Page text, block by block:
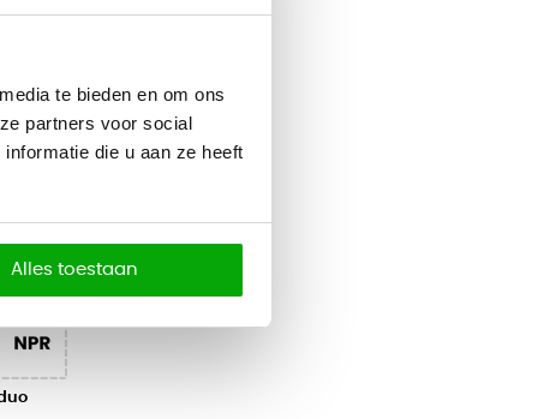
te bieden en om ons
partners voor social
die u aan ze heeft
Alles toestaan